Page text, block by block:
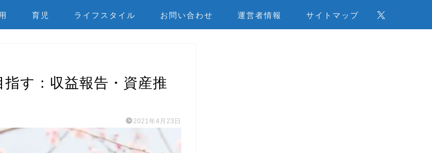
育児 ライフスタイル お問い合わせ 運営者情報 サイトマップ
す：収益報告・資産推
2021年4月23日